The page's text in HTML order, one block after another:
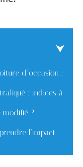
d’occasion :
: indices à
modifié ?
l’impact